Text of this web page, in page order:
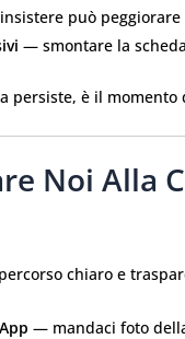
può peggiorare
— smontare la
persiste, è il
Noi Alla
chiaro e
— mandaci foto